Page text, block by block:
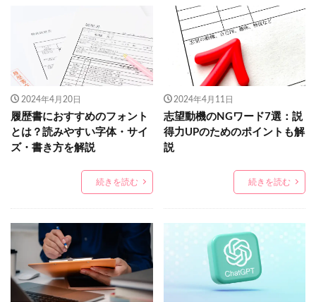
2024年4月20日
履歴書におすすめのフォント
とは？読みやすい字体・サイ
ズ・書き方を解説
続きを読む
2024年4月11日
志望動機のNGワード7選：説
得力UPのためのポイントも解
説
続きを読む